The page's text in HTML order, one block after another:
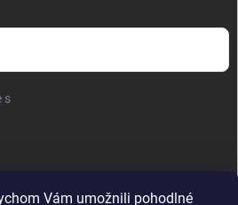
Vám umožnili pohodlné
s